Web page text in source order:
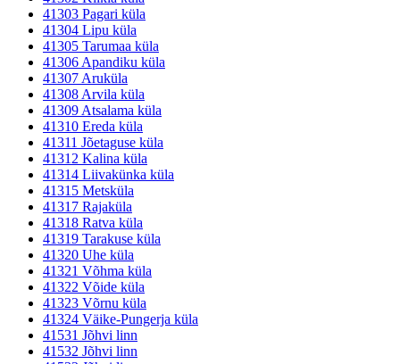
41303 Pagari küla
41304 Lipu küla
41305 Tarumaa küla
41306 Apandiku küla
41307 Aruküla
41308 Arvila küla
41309 Atsalama küla
41310 Ereda küla
41311 Jõetaguse küla
41312 Kalina küla
41314 Liivakünka küla
41315 Metsküla
41317 Rajaküla
41318 Ratva küla
41319 Tarakuse küla
41320 Uhe küla
41321 Võhma küla
41322 Võide küla
41323 Võrnu küla
41324 Väike-Pungerja küla
41531 Jõhvi linn
41532 Jõhvi linn